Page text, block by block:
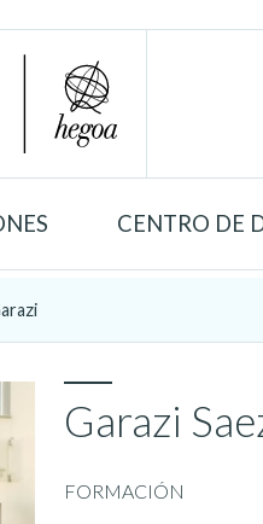
CENTRO DE
Garazi
FORMACIÓN